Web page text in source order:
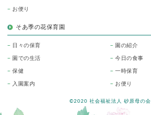
お便り
そあ季の花保育園
日々の保育 園の紹介
園での生活 今日の食事
保健 一時保育
入園案内 お便り
©2020 社会福祉法人 砂原母の会